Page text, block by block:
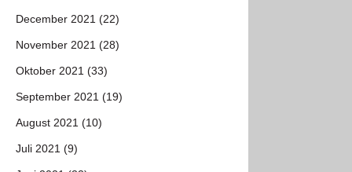
December 2021 (22)
November 2021 (28)
Oktober 2021 (33)
September 2021 (19)
August 2021 (10)
Juli 2021 (9)